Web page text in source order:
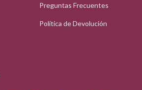
Preguntas Frecuentes
Política de Devolución